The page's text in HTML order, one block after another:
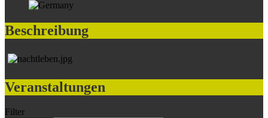
Beschreibung
Veranstaltungen
Filter